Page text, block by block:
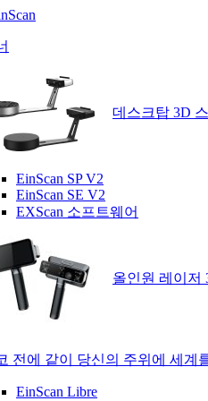
데스크탑 3D
EinScan SP V2
EinScan SE V2
EXScan 소프트웨어
올인원 레이저
전에 같이 당신의 주위에 세계
EinScan Libre